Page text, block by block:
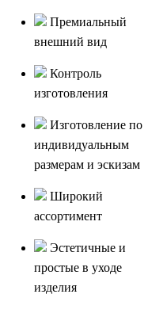
Премиальный
внешний вид
Контроль
изготовления
Изготовление по
индивидуальным
размерам и эскизам
Широкий
ассортимент
Эстетичные и
простые в уходе
изделия